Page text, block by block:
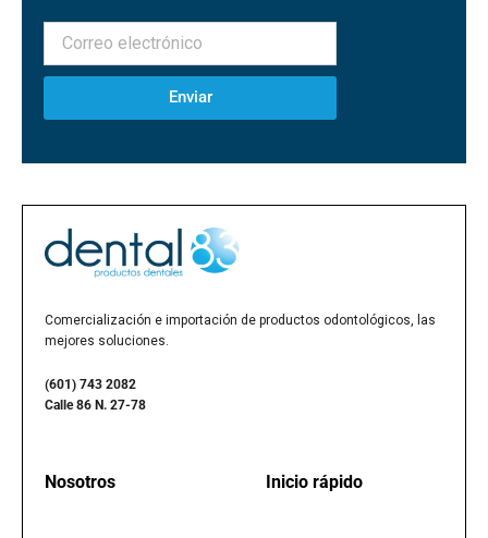
Enviar
Comercialización e importación de productos odontológicos, las
mejores soluciones.
(601) 743 2082
Calle 86 N. 27-78
Nosotros Inicio rápido